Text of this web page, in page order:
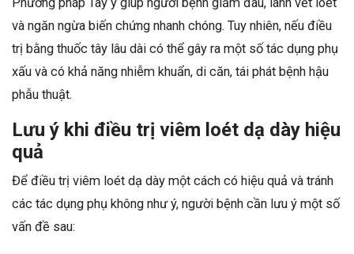
Phương pháp Tây y giúp người bệnh giảm đau, lành vết loét
và ngăn ngừa biến chứng nhanh chóng. Tuy nhiên, nếu điều
trị bằng thuốc tây lâu dài có thể gây ra một số tác dụng phụ
xấu và có khả năng nhiễm khuẩn, di căn, tái phát bệnh hậu
phẫu thuật.
Lưu ý khi điều trị viêm loét dạ dày hiệu
quả
Để điều trị viêm loét dạ dày một cách có hiệu quả và tránh
các tác dụng phụ không như ý, người bệnh cần lưu ý một số
vấn đề sau: